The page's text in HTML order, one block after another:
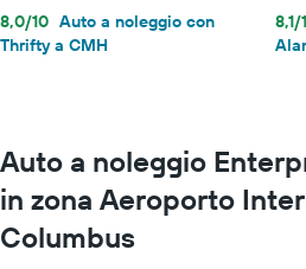
8,0/10 Auto a noleggio con
Thrifty a CMH
8,1/
Auto a noleggio
in zona Aeroporto
Columbus